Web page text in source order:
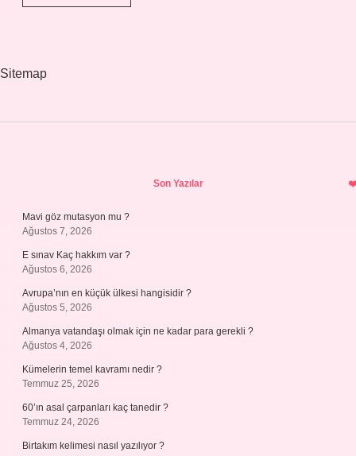
fihrist
Sitemap
Son Yazılar
Mavi göz mutasyon mu ?
Ağustos 7, 2026
E sınav Kaç hakkım var ?
Ağustos 6, 2026
Avrupa’nın en küçük ülkesi hangisidir ?
Ağustos 5, 2026
Almanya vatandaşı olmak için ne kadar para gerekli ?
Ağustos 4, 2026
Kümelerin temel kavramı nedir ?
Temmuz 25, 2026
60’ın asal çarpanları kaç tanedir ?
Temmuz 24, 2026
Birtakım kelimesi nasıl yazılıyor ?